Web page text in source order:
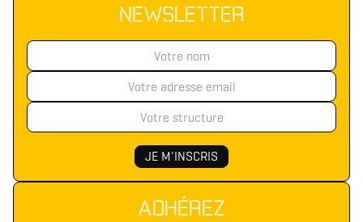
NEWSLETTER
ADHÉREZ